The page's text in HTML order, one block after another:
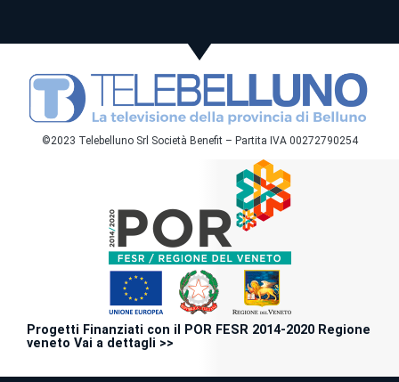
©2023 Telebelluno Srl Società Benefit – Partita IVA 00272790254
Progetti Finanziati con il POR FESR 2014-2020 Regione
veneto Vai a dettagli >>